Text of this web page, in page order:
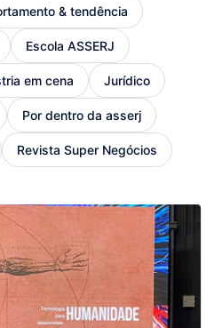
& tendência
Escola ASSERJ
em cena Jurídico
Por dentro da asserj
Revista Super Negócios